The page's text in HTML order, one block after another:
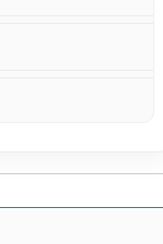
un bijou
à un usage